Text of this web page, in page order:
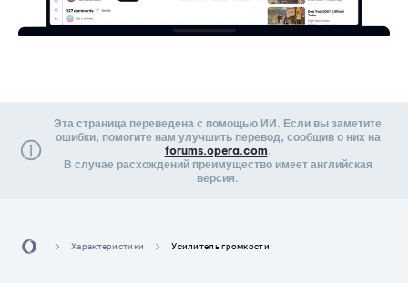
Эта страница переведена с помощью ИИ. Если вы заметите
ошибки, помогите нам улучшить перевод, сообщив о них на
forums.opera.com.
В случае расхождений преимущество имеет английская
версия.
Характеристики Усилитель громкости